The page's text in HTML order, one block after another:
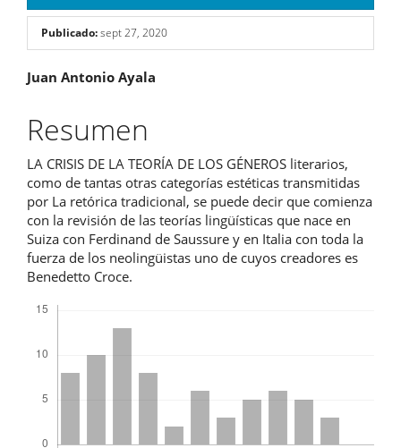
Publicado:sept 27, 2020
Contenido
principal
del
artículo
Juan Antonio Ayala
Resumen
LA CRISIS DE LA TEORÍA DE LOS GÉNEROS literarios,
como de tantas otras categorías estéticas transmitidas
por La retórica tradicional, se puede decir que comienza
con la revisión de las teorías lingüísticas que nace en
Suiza con Ferdinand de Saussure y en Italia con toda la
fuerza de los neolingüistas uno de cuyos creadores es
Benedetto Croce.